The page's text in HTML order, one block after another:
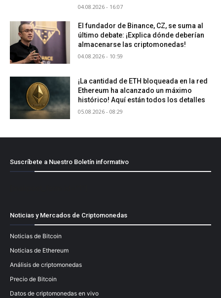
04.08.2026 - 16:07
El fundador de Binance, CZ, se suma al
último debate: ¡Explica dónde deberían
almacenarse las criptomonedas!
04.08.2026 - 10:59
¡La cantidad de ETH bloqueada en la red
Ethereum ha alcanzado un máximo
histórico! Aquí están todos los detalles
05.08.2026 - 08:29
Suscríbete a Nuestro Boletín informativo
Noticias y Mercados de Criptomonedas
Noticias de Bitcoin
Noticias de Ethereum
Análisis de criptomonedas
Precio de Bitcoin
Datos de criptomonedas en vivo